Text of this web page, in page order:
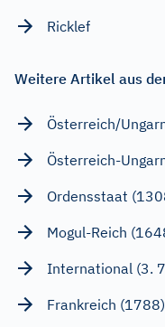
Ricklef
Weitere Artikel aus
Österreich/
Österreich-
Ordensstaat
Mogul-Reich
International (3.
Frankreich (1788)